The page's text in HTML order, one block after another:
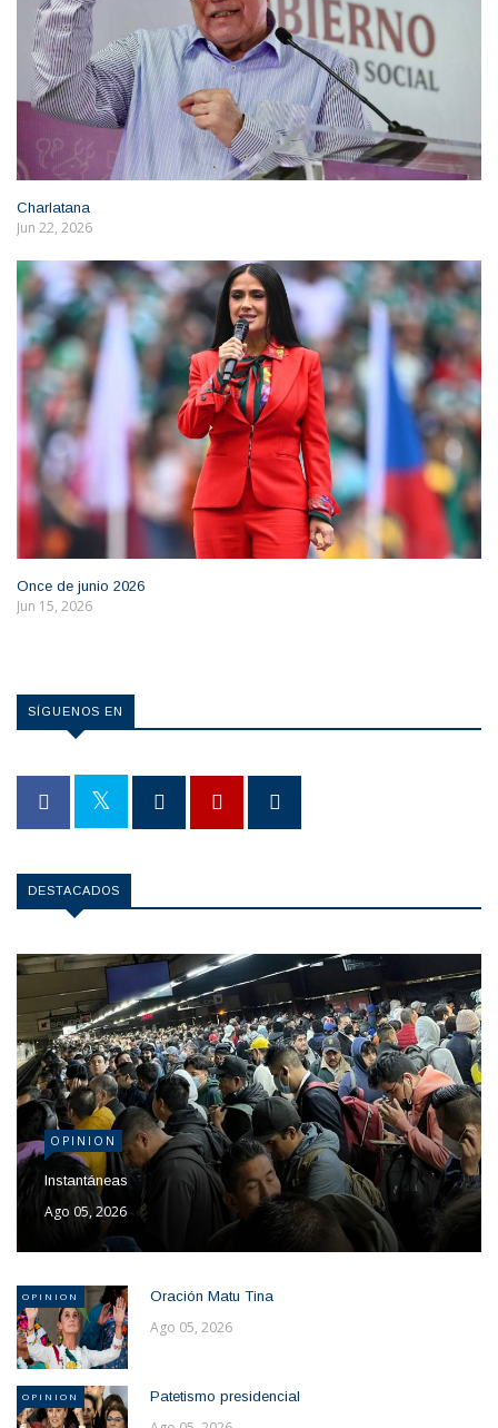
Charlatana
Jun 22, 2026
Once de junio 2026
Jun 15, 2026
SÍGUENOS EN
DESTACADOS
OPINION
Instantáneas
Ago 05, 2026
OPINION Oración Matu Tina
Ago 05, 2026
OPINION Patetismo presidencial